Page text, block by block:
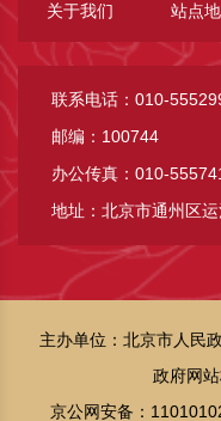
关于我们 站点
联系电话：010-
邮编：100744
办公传真：010-
地址：北京市通州区
主办单位：北京市人民
政府网
京公网安备：